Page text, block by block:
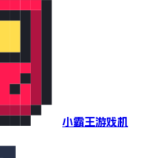
小霸王游戏机